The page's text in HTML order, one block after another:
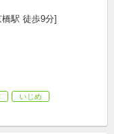
駅 徒歩9分]
いじめ